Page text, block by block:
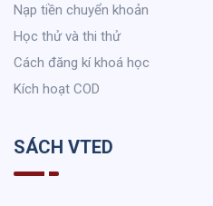
Nạp tiền chuyển khoản
Học thử và thi thử
Cách đăng kí khoá học
Kích hoạt COD
SÁCH VTED